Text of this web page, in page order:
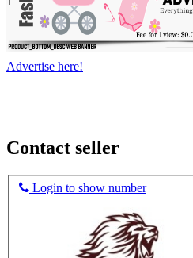
Advertise here!
Contact seller
Login to show number